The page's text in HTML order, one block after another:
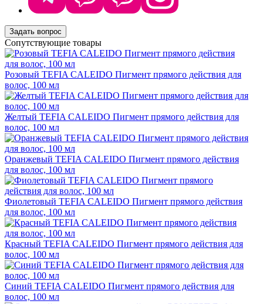
Задать вопрос
Сопутствующие товары
Розовый TEFIA CALEIDO Пигмент прямого действия для
волос, 100 мл
Желтый TEFIA CALEIDO Пигмент прямого действия для
волос, 100 мл
Оранжевый TEFIA CALEIDO Пигмент прямого действия
для волос, 100 мл
Фиолетовый TEFIA CALEIDO Пигмент прямого действия
для волос, 100 мл
Красный TEFIA CALEIDO Пигмент прямого действия для
волос, 100 мл
Синий TEFIA CALEIDO Пигмент прямого действия для
волос, 100 мл